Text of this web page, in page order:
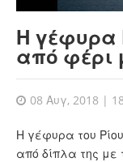
Η γέφυρα
από φέρι
08 Αυγ, 2018 |
Η γέφυρα του
από δίπλα της με